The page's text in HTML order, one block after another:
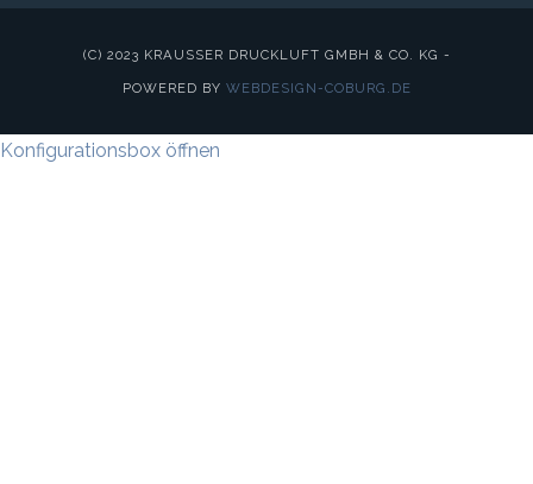
(C) 2023 KRAUSSER DRUCKLUFT GMBH & CO. KG -
POWERED BY WEBDESIGN-COBURG.DE
Konfigurationsbox öffnen